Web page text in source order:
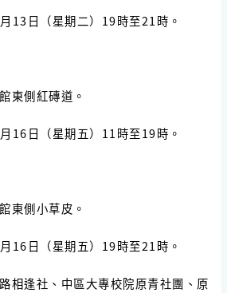
13日（星期二）19時至21時。
東側紅磚道。
16日（星期五）11時至19時。
東側小草皮。
16日（星期五）19時至21時。
相逢社、中區大專校院原青社團、原